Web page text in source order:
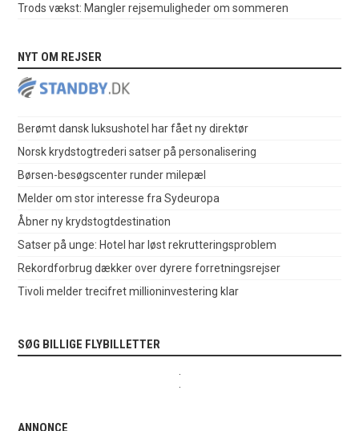
Trods vækst: Mangler rejsemuligheder om sommeren
NYT OM REJSER
Berømt dansk luksushotel har fået ny direktør
Norsk krydstogtrederi satser på personalisering
Børsen-besøgscenter runder milepæl
Melder om stor interesse fra Sydeuropa
Åbner ny krydstogtdestination
Satser på unge: Hotel har løst rekrutteringsproblem
Rekordforbrug dækker over dyrere forretningsrejser
Tivoli melder trecifret millioninvestering klar
SØG BILLIGE FLYBILLETTER
ANNONCE